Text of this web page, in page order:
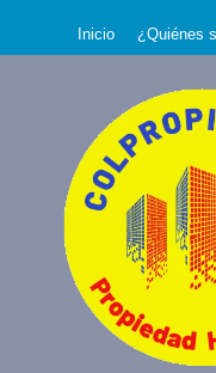
al
Inicio ¿Quiénes